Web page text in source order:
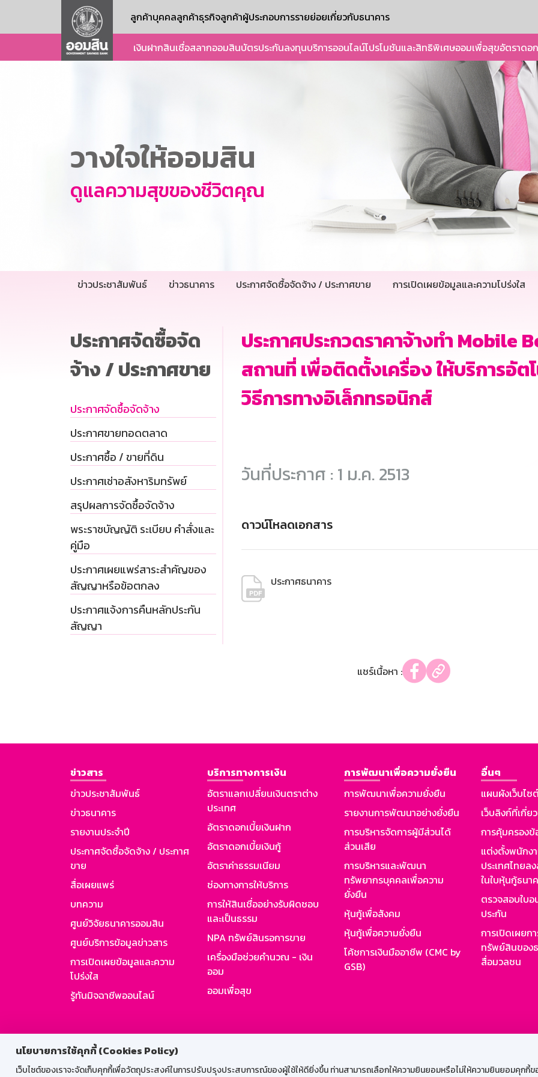
นโยบายการใช้คุกกี้ (Cookies Policy)
เว็บไซต์ของเราจะจัดเก็บคุกกี้เพื่อวัตถุประสงค์ในการปรับปรุงประสบการณ์ของผู้ใช้ให้ดียิ่งขึ้น ท่านสามารถเลือกให้ความยินยอมหรือไม่ให้ความยินยอมคุกกี้ข
ลูกค้าบุคคลลูกค้าธุรกิจลูกค้าผู้ประกอบการรายย่อยเกี่ยวกับธนาคาร
เงินฝากสินเชื่อสลากออมสินบัตรประกันลงทุนบริการออนไลน์โปรโมชันและสิทธิพิเศษออมเพื่อสุขอัตราดอ
วางใจให้ออมสิน
ดูแลความสุขของชีวิตคุณ
ข่าวประชาสัมพันธ์ ข่าวธนาคาร ประกาศจัดซื้อจัดจ้าง / ประกาศขาย การเปิดเผยข้อมูลและความโปร่งใส
ประกาศจัดซื้อจัด
จ้าง / ประกาศขาย
ประกาศจัดซื้อจัดจ้าง
ประกาศขายทอดตลาด
ประกาศซื้อ / ขายที่ดิน
ประกาศเช่าอสังหาริมทรัพย์
สรุปผลการจัดซื้อจัดจ้าง
พระราชบัญญัติ ระเบียบ คำสั่งและ
คู่มือ
ประกาศเผยแพร่สาระสำคัญของ
สัญญาหรือข้อตกลง
ประกาศแจ้งการคืนหลักประกัน
สัญญา
ประกาศประกวดราคาจ้างทำ Mobile
สถานที่ เพื่อติดตั้งเครื่อง ให้บริการอั
วิธีการทางอิเล็กทรอนิกส์
วันที่ประกาศ : 1 ม.ค. 2513
ดาวน์โหลดเอกสาร
ประกาศธนาคาร
แชร์เนื้อหา :
ข่าวสาร
ข่าวประชาสัมพันธ์
ข่าวธนาคาร
รายงานประจำปี
ประกาศจัดซื้อจัดจ้าง / ประกาศ
ขาย
สื่อเผยแพร่
บทความ
ศูนย์วิจัยธนาคารออมสิน
ศูนย์บริการข้อมูลข่าวสาร
การเปิดเผยข้อมูลและความ
โปร่งใส
รู้ทันมิจฉาชีพออนไลน์
บริการทางการเงิน
อัตราแลกเปลี่ยนเงินตราต่าง
ประเทศ
อัตราดอกเบี้ยเงินฝาก
อัตราดอกเบี้ยเงินกู้
อัตราค่าธรรมเนียม
ช่องทางการให้บริการ
การให้สินเชื่ออย่างรับผิดชอบ
และเป็นธรรม
NPA ทรัพย์สินรอการขาย
เครื่องมือช่วยคำนวณ - เงิน
ออม
ออมเพื่อสุข
การพัฒนาเพื่อความยั่งยืน
การพัฒนาเพื่อความยั่งยืน
รายงานการพัฒนาอย่างยั่งยืน
การบริหารจัดการผู้มีส่วนได้
ส่วนเสีย
การบริหารและพัฒนา
ทรัพยากรบุคคลเพื่อความ
ยั่งยืน
หุ้นกู้เพื่อสังคม
หุ้นกู้เพื่อความยั่งยืน
โค้ชการเงินมืออาชีพ (CMC by
GSB)
อื่นๆ
แผนผังเว็บไซ
เว็บลิงก์ที่เกี่ย
การคุ้มครอง
แต่งตั้งพนักง
ประเทศไทยล
ในใบหุ้นกู้ธนา
ตรวจสอบใบ
ประกัน
การเปิดเผยก
ทรัพย์สินของ
สื่อมวลชน